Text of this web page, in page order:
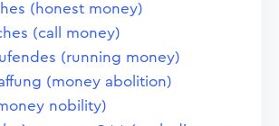
(honest money)
(call money)
(running money)
(money abolition)
nobility)